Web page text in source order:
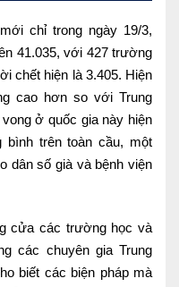
chỉ trong ngày 19/3,
41.035, với 427 trường
chết hiện là 3.405. Hiện
cao hơn so với Trung
ở quốc gia này hiện
bình trên toàn cầu, một
dân số già và bệnh viện
cửa các trường học và
các chuyên gia Trung
biết các biện pháp mà